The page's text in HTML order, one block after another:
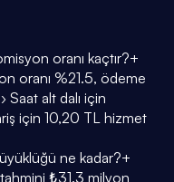
oranı kaçtır?+
oranı %21.5, ödeme
Saat alt dalı için
için 10,20 TL hizmet
ne kadar?+
₺31.3 milyon